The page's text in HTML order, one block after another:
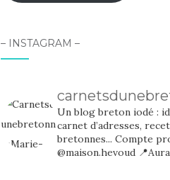
– INSTAGRAM –
Un blog breton iodé :
carnet d’adresses,
bretonnes... Compte
@maison.hevoud